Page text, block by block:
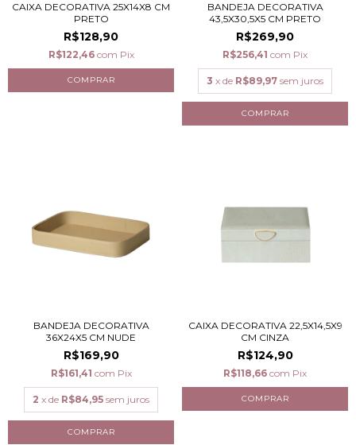
CAIXA DECORATIVA 25X14X8 CM
PRETO
R$128,90
R$122,46 com Pix
BANDEJA DECORATIVA
43,5X30,5X5 CM PRETO
R$269,90
R$256,41 com Pix
3 x de R$89,97 sem juros
BANDEJA DECORATIVA
36X24X5 CM NUDE
R$169,90
R$161,41 com Pix
2 x de R$84,95 sem juros
CAIXA DECORATIVA 22,5X14,5X9
CM CINZA
R$124,90
R$118,66 com Pix